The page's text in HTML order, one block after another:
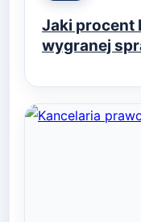
Jaki procent
wygranej